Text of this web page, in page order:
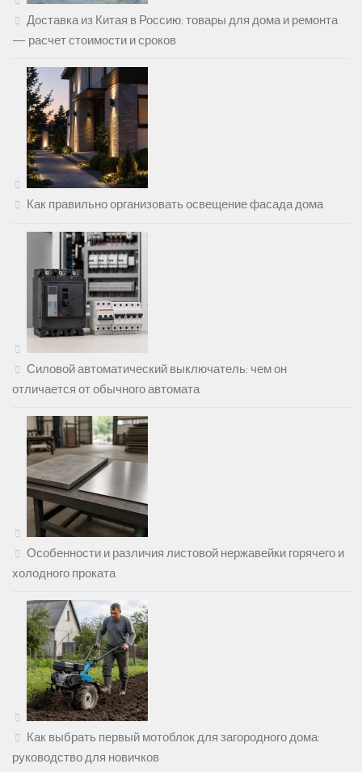
Доставка из Китая в Россию: товары для дома и ремонта
— расчет стоимости и сроков
Как правильно организовать освещение фасада дома
Силовой автоматический выключатель: чем он
отличается от обычного автомата
Особенности и различия листовой нержавейки горячего и
холодного проката
Как выбрать первый мотоблок для загородного дома:
руководство для новичков